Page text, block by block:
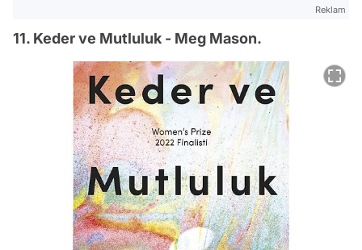
Reklam
11. Keder ve Mutluluk - Meg Mason.